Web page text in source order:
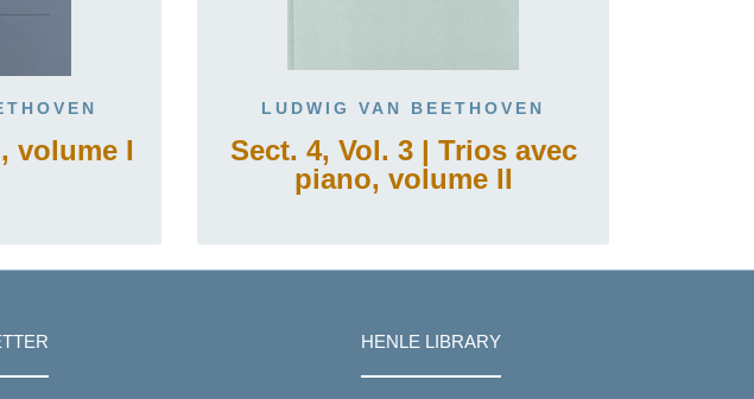
volume I
LUDWIG VAN BEETHOVEN
Sect. 4, Vol. 3 | Trios avec
piano, volume II
HENLE LIBRARY